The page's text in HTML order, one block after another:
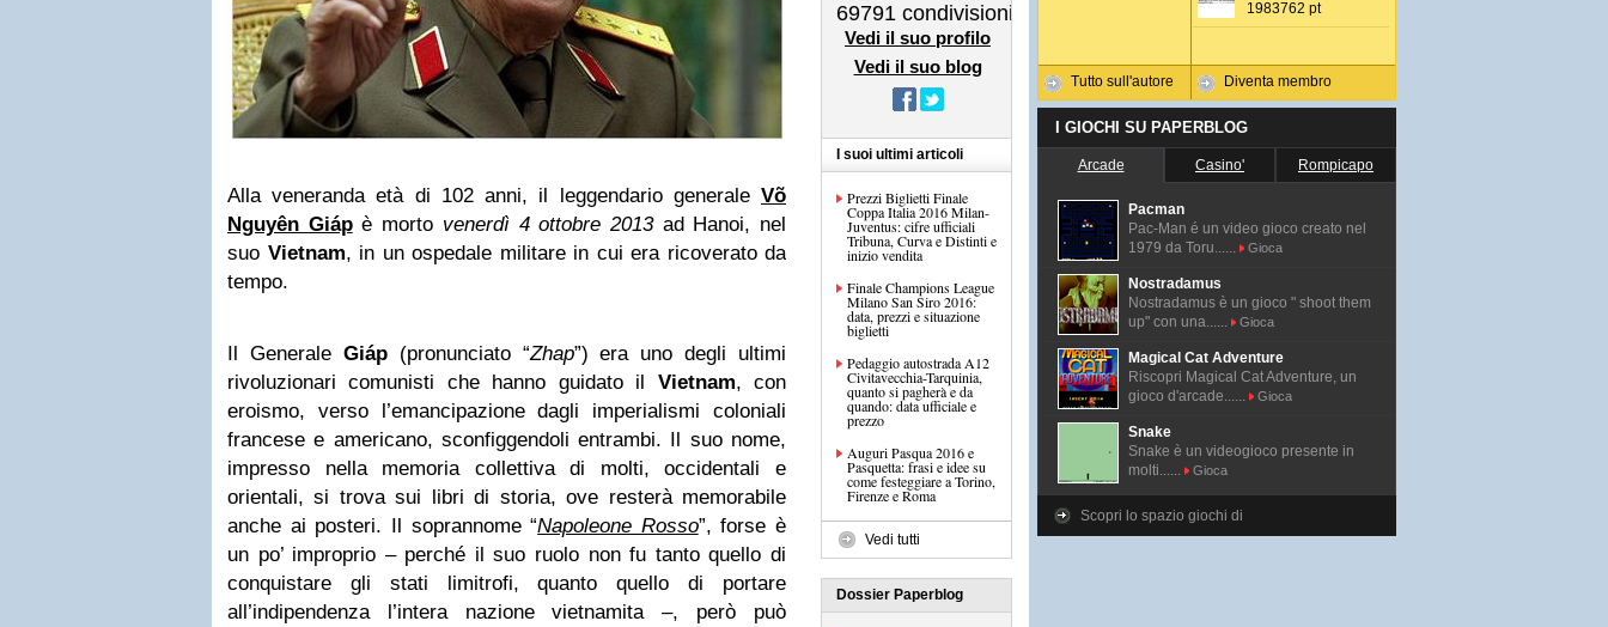
Alla veneranda età di 102 anni, il leggendario generale Võ
Nguyên Giápè morto venerdì 4 ottobre 2013ad Hanoi, nel
suo Vietnam, in un ospedale militare in cui era ricoverato da
tempo.
Il Generale Giáp(pronunciato “Zhap”) era uno degli ultimi
rivoluzionari comunisti che hanno guidato il Vietnam, con
eroismo, verso l’emancipazione dagli imperialismi coloniali
francese e americano, sconfiggendoli entrambi. Il suo nome,
impresso nella memoria collettiva di molti, occidentali e
orientali, si trova sui libri di storia, ove resterà memorabile
anche ai posteri. Il soprannome “Napoleone Rosso”, forse è
un po’ improprio – perché il suo ruolo non fu tanto quello di
conquistare gli stati limitrofi, quanto quello di portare
all’indipendenzal’intera nazione vietnamita –, però può
69791 condivisioni
Vedi il suo profilo
Vedi il suo blog
I suoi ultimi articoli
Prezzi Biglietti Finale
Coppa Italia 2016 Milan-
Juventus: cifre ufficiali
Tribuna, Curva e Distinti e
inizio vendita
Finale Champions League
Milano San Siro 2016:
data, prezzi e situazione
biglietti
Pedaggio autostrada A12
Civitavecchia-Tarquinia,
quanto si pagherà e da
quando: data ufficiale e
prezzo
Auguri Pasqua 2016 e
Pasquetta: frasi e idee su
come festeggiare a Torino,
Firenze e Roma
Vedi tutti
Dossier Paperblog
Tutto sull'autore
1983762 pt
Diventa membro
I GIOCHI SU PAPERBLOG
Arcade Casino' Rompicapo
Pacman
Pac-Man é un video gioco creato nel
1979 da Toru......
Gioca
Nostradamus
Nostradamus è un gioco " shoot them
up" con una......
Gioca
Magical Cat Adventure
Riscopri Magical Cat Adventure, un
gioco d'arcade......
Gioca
Snake
Snake è un videogioco presente in
molti......
Gioca
Scopri lo spazio giochi di